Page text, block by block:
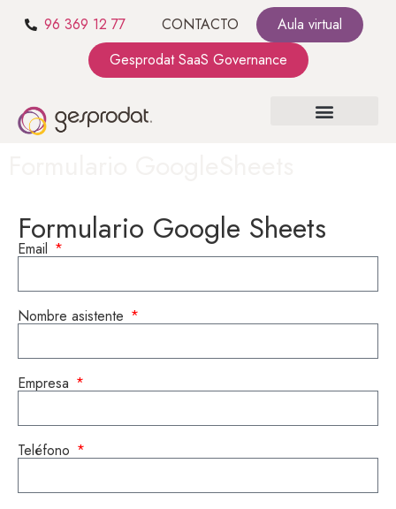
96 369 12 77 CONTACTO
Aula virtual
Gesprodat SaaS Governance
Formulario Google Sheets
Email
Nombre asistente
Empresa
Teléfono